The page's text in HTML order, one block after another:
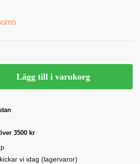
Lägg till i varukorg
3500 kr
vi idag (lagervaror)